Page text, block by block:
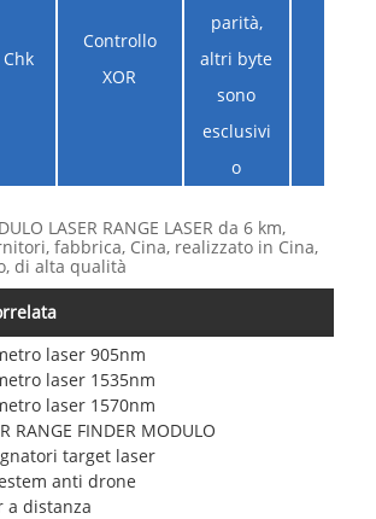
Chk
Controllo
XOR
parità,
altri byte
sono
esclusivi
o
LASER RANGE LASER da 6 km,
fabbrica, Cina, realizzato in Cina,
di alta qualità
laser 905nm
laser 1535nm
laser 1570nm
RANGE FINDER MODULO
target laser
anti drone
a distanza